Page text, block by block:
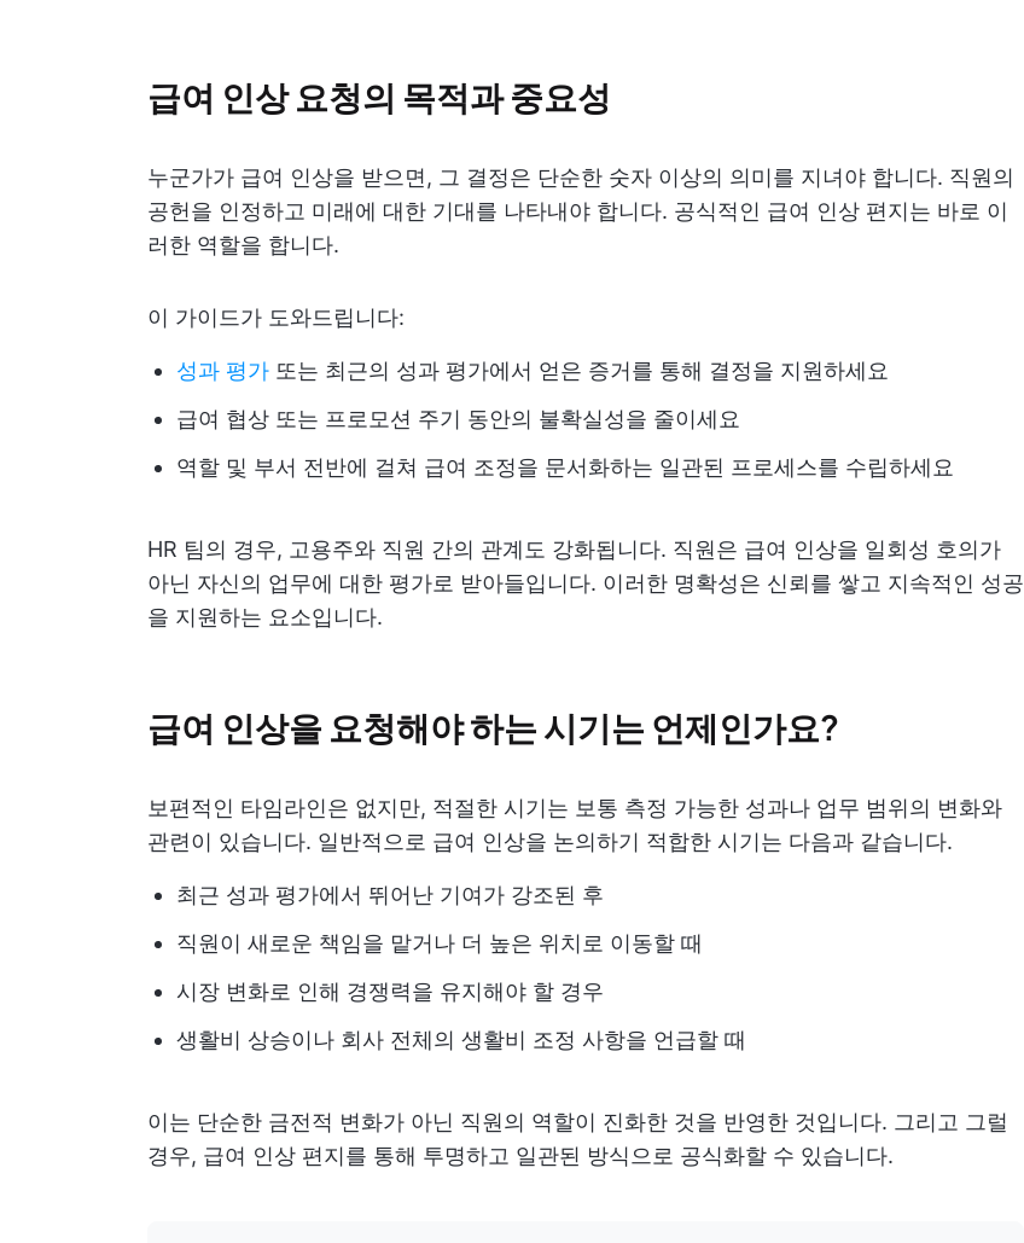
급여 인상 요청의 목적과 중요성
누군가가 급여 인상을 받으면, 그 결정은 단순한 숫자 이상의 의미를 지녀야 합니다. 직원의
공헌을 인정하고 미래에 대한 기대를 나타내야 합니다. 공식적인 급여 인상 편지는 바로 이
러한 역할을 합니다.
이 가이드가 도와드립니다:
성과 평가 또는 최근의 성과 평가에서 얻은 증거를 통해 결정을 지원하세요
급여 협상 또는 프로모션 주기 동안의 불확실성을 줄이세요
역할 및 부서 전반에 걸쳐 급여 조정을 문서화하는 일관된 프로세스를 수립하세요
HR 팀의 경우, 고용주와 직원 간의 관계도 강화됩니다. 직원은 급여 인상을 일회성 호의가
아닌 자신의 업무에 대한 평가로 받아들입니다. 이러한 명확성은 신뢰를 쌓고 지속적인 성공
을 지원하는 요소입니다.
급여 인상을 요청해야 하는 시기는 언제인가요?
보편적인 타임라인은 없지만, 적절한 시기는 보통 측정 가능한 성과나 업무 범위의 변화와
관련이 있습니다. 일반적으로 급여 인상을 논의하기 적합한 시기는 다음과 같습니다.
최근 성과 평가에서 뛰어난 기여가 강조된 후
직원이 새로운 책임을 맡거나 더 높은 위치로 이동할 때
시장 변화로 인해 경쟁력을 유지해야 할 경우
생활비 상승이나 회사 전체의 생활비 조정 사항을 언급할 때
이는 단순한 금전적 변화가 아닌 직원의 역할이 진화한 것을 반영한 것입니다. 그리고 그럴
경우, 급여 인상 편지를 통해 투명하고 일관된 방식으로 공식화할 수 있습니다.